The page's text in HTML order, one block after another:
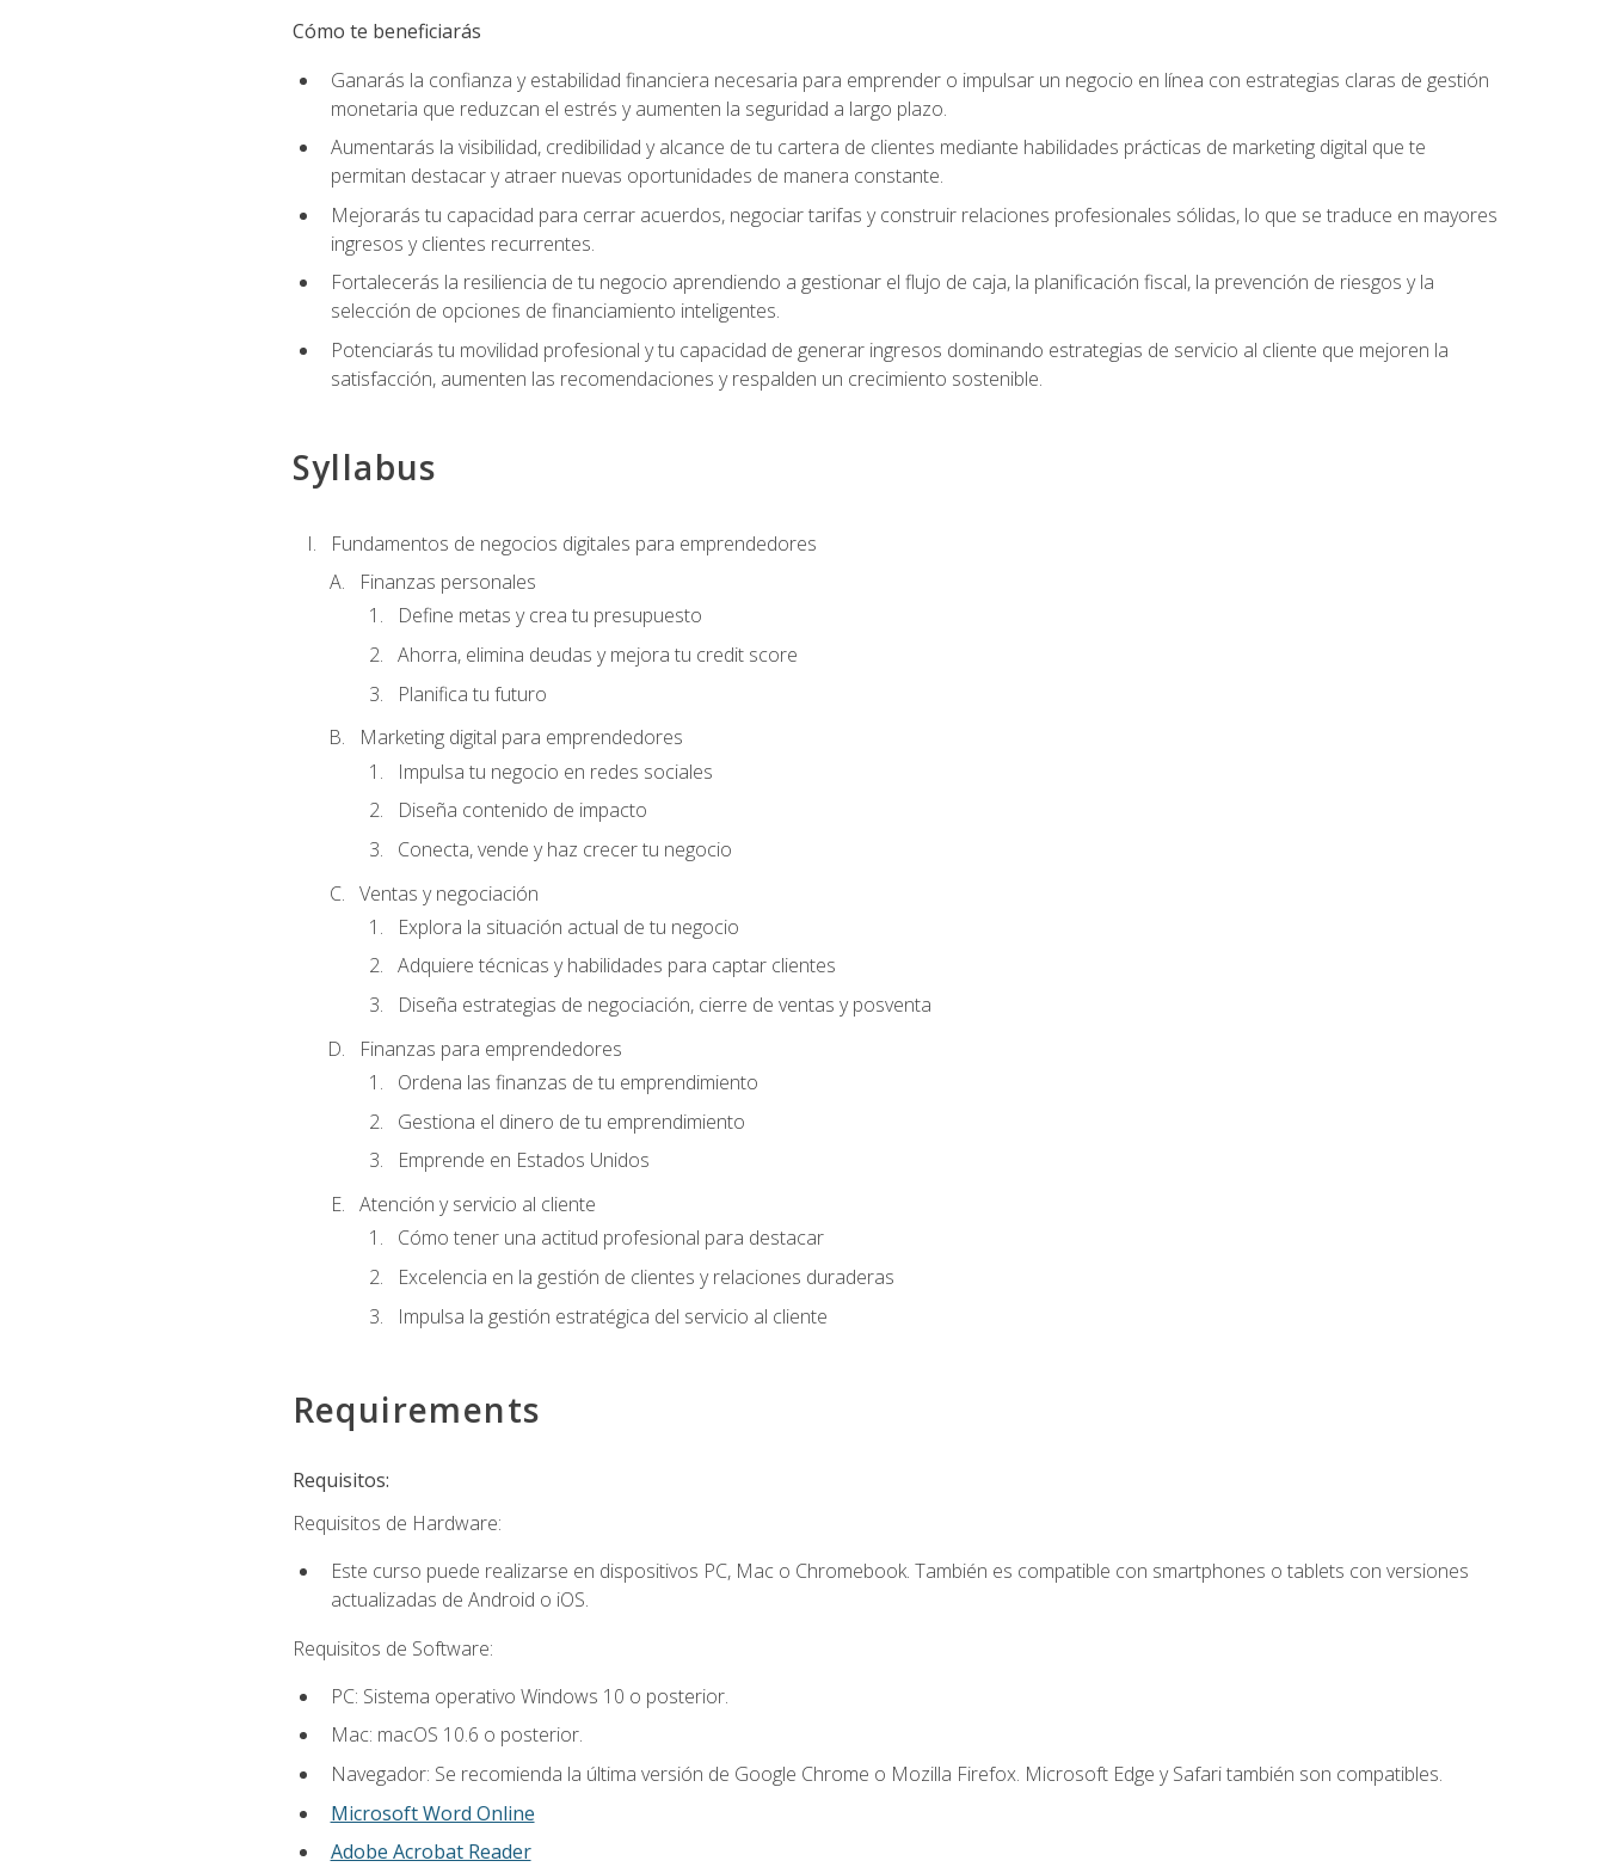
Cómo te beneficiarás
Ganarás la confianza y estabilidad financiera necesaria para emprender o impulsar un negocio en línea con estrategias claras de gestión
monetaria que reduzcan el estrés y aumenten la seguridad a largo plazo.
Aumentarás la visibilidad, credibilidad y alcance de tu cartera de clientes mediante habilidades prácticas de marketing digital que te
permitan destacar y atraer nuevas oportunidades de manera constante.
Mejorarás tu capacidad para cerrar acuerdos, negociar tarifas y construir relaciones profesionales sólidas, lo que se traduce en mayores
ingresos y clientes recurrentes.
Fortalecerás la resiliencia de tu negocio aprendiendo a gestionar el flujo de caja, la planificación fiscal, la prevención de riesgos y la
selección de opciones de financiamiento inteligentes.
Potenciarás tu movilidad profesional y tu capacidad de generar ingresos dominando estrategias de servicio al cliente que mejoren la
satisfacción, aumenten las recomendaciones y respalden un crecimiento sostenible.
Syllabus
Fundamentos de negocios digitales para emprendedores
Finanzas personales
Define metas y crea tu presupuesto
Ahorra, elimina deudas y mejora tu credit score
Planifica tu futuro
Marketing digital para emprendedores
Impulsa tu negocio en redes sociales
Diseña contenido de impacto
Conecta, vende y haz crecer tu negocio
Ventas y negociación
Explora la situación actual de tu negocio
Adquiere técnicas y habilidades para captar clientes
Diseña estrategias de negociación, cierre de ventas y posventa
Finanzas para emprendedores
Ordena las finanzas de tu emprendimiento
Gestiona el dinero de tu emprendimiento
Emprende en Estados Unidos
Atención y servicio al cliente
Cómo tener una actitud profesional para destacar
Excelencia en la gestión de clientes y relaciones duraderas
Impulsa la gestión estratégica del servicio al cliente
Requirements
Requisitos:
Requisitos de Hardware:
Este curso puede realizarse en dispositivos PC, Mac o Chromebook. También es compatible con smartphones o tablets con versiones
actualizadas de Android o iOS.
Requisitos de Software:
PC: Sistema operativo Windows 10 o posterior.
Mac: macOS 10.6 o posterior.
Navegador: Se recomienda la última versión de Google Chrome o Mozilla Firefox. Microsoft Edge y Safari también son compatibles.
Microsoft Word Online
Adobe Acrobat Reader